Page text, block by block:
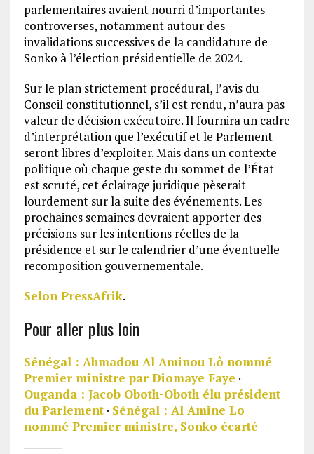
parlementaires avaient nourri d’importantes
controverses, notamment autour des
invalidations successives de la candidature de
Sonko à l’élection présidentielle de 2024.
Sur le plan strictement procédural, l’avis du
Conseil constitutionnel, s’il est rendu, n’aura pas
valeur de décision exécutoire. Il fournira un cadre
d’interprétation que l’exécutif et le Parlement
seront libres d’exploiter. Mais dans un contexte
politique où chaque geste du sommet de l’État
est scruté, cet éclairage juridique pèserait
lourdement sur la suite des événements. Les
prochaines semaines devraient apporter des
précisions sur les intentions réelles de la
présidence et sur le calendrier d’une éventuelle
recomposition gouvernementale.
Selon PressAfrik.
Pour aller plus loin
Sénégal : Ahmadou Al Aminou Lô nommé
Premier ministre par Diomaye Faye ·
Ouganda : Jacob Oboth-Oboth élu président
du Parlement· Sénégal : Al Amine Lo
nommé Premier ministre, Sonko écarté